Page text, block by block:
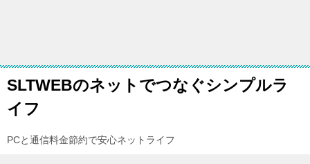
SLTWEBのネットでつなぐシンプルラ
イフ
PCと通信料金節約で安心ネットライフ